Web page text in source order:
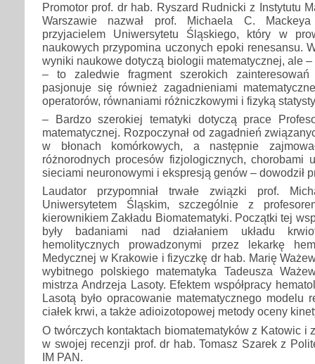
Promotor prof. dr hab. Ryszard Rudnicki z Instytutu
Warszawie nazwał prof. Michaela C.
przyjacielem Uniwersytetu Śląskiego, który w
naukowych przypomina uczonych epoki renesansu.
wyniki naukowe dotyczą biologii matematycznej, ale –
– to zaledwie fragment szerokich zainteresowań
pasjonuje się również zagadnieniami
operatorów, równaniami różniczkowymi i fizyką
– Bardzo szerokiej tematyki dotyczą prace
matematycznej. Rozpoczynał od zagadnień
w błonach komórkowych, a następnie
różnorodnych procesów fizjologicznych, chorobami
sieciami neuronowymi i ekspresją genów – dowodził
Laudator przypomniał trwałe związki prof.
Uniwersytetem Śląskim, szczególnie z
kierownikiem Zakładu Biomatematyki. Początki tej
były badaniami nad działaniem układu
hemolitycznych prowadzonymi przez lekarkę
Medycznej w Krakowie i fizyczkę dr hab. Marię
wybitnego polskiego matematyka Tadeusza
mistrza Andrzeja Lasoty. Efektem współpracy
Lasotą było opracowanie matematycznego modelu
ciałek krwi, a także adioizotopowej metody oceny
O twórczych kontaktach biomatematyków z Katowic i
w swojej recenzji prof. dr hab. Tomasz Szarek z
IM PAN.